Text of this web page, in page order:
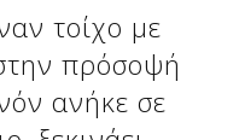
τοίχο με
πρόσοψή
ανήκε σε